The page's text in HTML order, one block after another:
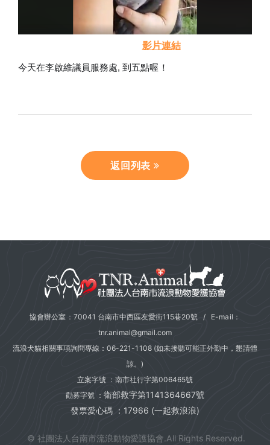
影片連結
今天在李啟維議員服務處, 到五點喔！
返回列表
協會辦公室：70041 台南市中西區友愛街115巷20號 / E-mail：
tnr.animal@gmail.com
流浪犬貓相關事項詢問專線：06-221-1108(如未接聽可能正外勤中，懇請體
諒。)
立案字號 ：南市社行字第006465號
勸募字號 ： 衛部救字第1141364667號
發票愛心碼 ：17966 (一起救浪浪)
© 社團法人台南市流浪動物愛護協會.All Rights Reserved.